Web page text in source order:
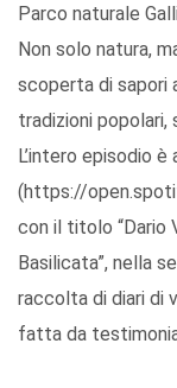
Parco naturale
Non solo natura,
scoperta di sapori
tradizioni popolari,
L’intero episodio
(https://
con il titolo “Dario
Basilicata”, nella
raccolta di diari di
fatta da